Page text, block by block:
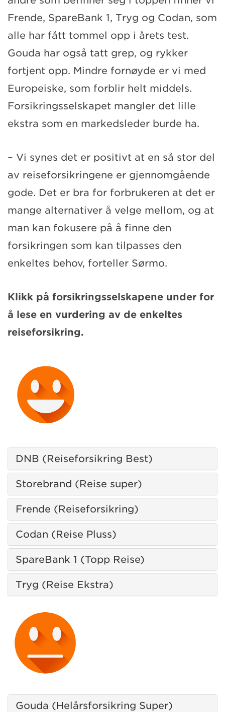
Frende, SpareBank 1, Tryg og Codan, som
alle har fått tommel opp i årets test.
Gouda har også tatt grep, og rykker
fortjent opp. Mindre fornøyde er vi med
Europeiske, som forblir helt middels.
Forsikringsselskapet mangler det lille
ekstra som en markedsleder burde ha.
– Vi synes det er positivt at en så stor del
av reiseforsikringene er gjennomgående
gode. Det er bra for forbrukeren at det er
mange alternativer å velge mellom, og at
man kan fokusere på å finne den
forsikringen som kan tilpasses den
enkeltes behov, forteller Sørmo.
Klikk på forsikringsselskapene under for
å lese en vurdering av de enkeltes
reiseforsikring.
DNB (Reiseforsikring Best)
Storebrand (Reise super)
Frende (Reiseforsikring)
Codan (Reise Pluss)
SpareBank 1 (Topp Reise)
Tryg (Reise Ekstra)
Gouda (Helårsforsikring Super)